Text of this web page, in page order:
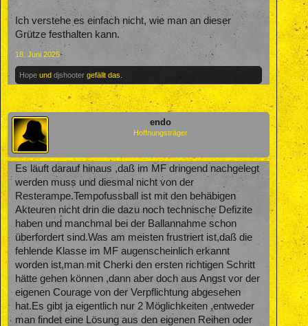
Ich verstehe es einfach nicht, wie man an dieser
Grütze festhalten kann.
18. Juni 2025
Hope und djshooter gefällt das.
endo
Hoffnungsträger
Es läuft darauf hinaus ,daß im MF dringend nachgelegt
werden muss und diesmal nicht von der
Resterampe.Tempofussball ist mit den behäbigen
Akteuren nicht drin die dazu noch technische Defizite
haben und manchmal bei der Ballannahme schon
überfordert sind.Was am meisten frustriert ist,daß die
fehlende Klasse im MF augenscheinlich erkannt
worden ist,man mit Cherki den ersten richtigen Schritt
hätte gehen können ,dann aber doch aus Angst vor der
eigenen Courage von der Verpflichtung abgesehen
hat.Es gibt ja eigentlich nur 2 Möglichkeiten ,entweder
man findet eine Lösung aus den eigenen Reihen oder